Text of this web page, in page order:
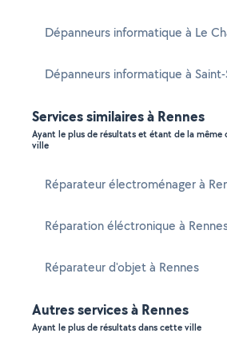
Dépanneurs informatique à Le
Dépanneurs informatique à
Services similaires à Rennes
Ayant le plus de résultats et étant de la
ville
Réparateur électroménager à
Réparation éléctronique à
Réparateur d'objet à Rennes
Autres services à Rennes
Ayant le plus de résultats dans cette ville